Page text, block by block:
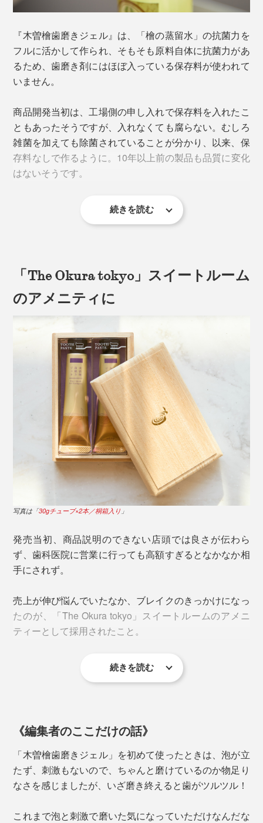
証明）、皮膚刺激性試験（皮膚についても害が無いこと
ことの証明）もクリアしています。
歯、歯茎、頬の内側、舌…、口の中全体に行き渡らせ
て、口内を清らかに保ってください。
「木曽檜」について、詳しくはこちら＞
『木曽檜歯磨きジェル』は、「檜の蒸留水」の抗菌力を
フルに活かして作られ、そもそも原料自体に抗菌力があ
るため、歯磨き剤にはほぼ入っている保存料が使われて
いません。
商品開発当初は、工場側の申し入れで保存料を入れたこ
ともあったそうですが、入れなくても腐らない。むしろ
雑菌を加えても除菌されていることが分かり、以来、保
存料なしで作るように。10年以上前の製品も品質に変化
はないそうです。
「医薬部外品」の認可は取得していますが、法律上「医
そのほか、保湿成分として、イチョウの葉、スイカズラ
の花、セージの葉、ワサビの根のエキスなど、植物由来
本品は、家族全員で使いたいヘビーユーザー向けの、ポ
ンプ式・大容量300gタイプ。家族4人で1日2回使う場
合、1〜2ヶ月分です。
フッ素・発泡剤・研磨剤・合成香料・人工着色料はゼ
天然成分で作られているので、子どもから大人まで安心
して使えます。
続きを読む
「The Okura tokyo」スイートルーム
のアメニティに
写真は「30gチューブ×2本／桐箱入り 」
発売当初、商品説明のできない店頭では良さが伝わら
ず、歯科医院に営業に行っても高額すぎるとなかなか相
手にされず。
売上が伸び悩んでいたなか、ブレイクのきっかけになっ
たのが、「The Okura tokyo」スイートルームのアメニ
ティーとして採用されたこと。
＊実際のアメニティーは、上画像のチューブタイプ
超えるエステサロン、歯科医院、調剤薬局チェーンなど
で引っ張りだこの人気商品に。
2022年には、アスリートたちが本当にいいと思う商品
のみを認定した「世界トップアスリート公式認定」にも
選ばれています。
続きを読む
《編集者のここだけの話》
「木曽檜歯磨きジェル」を初めて使ったときは、泡が立
たず、刺激もないので、ちゃんと磨けているのか物足り
なさを感じましたが、いざ磨き終えると歯がツルツル！
これまで泡と刺激で磨いた気になっていただけなんだな